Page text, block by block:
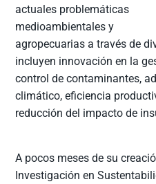
actuales problemáticas
medioambientales y
agropecuarias a través de
incluyen innovación en la
control de contaminantes,
climático, eficiencia
reducción del impacto de
A pocos meses de su
Investigación en